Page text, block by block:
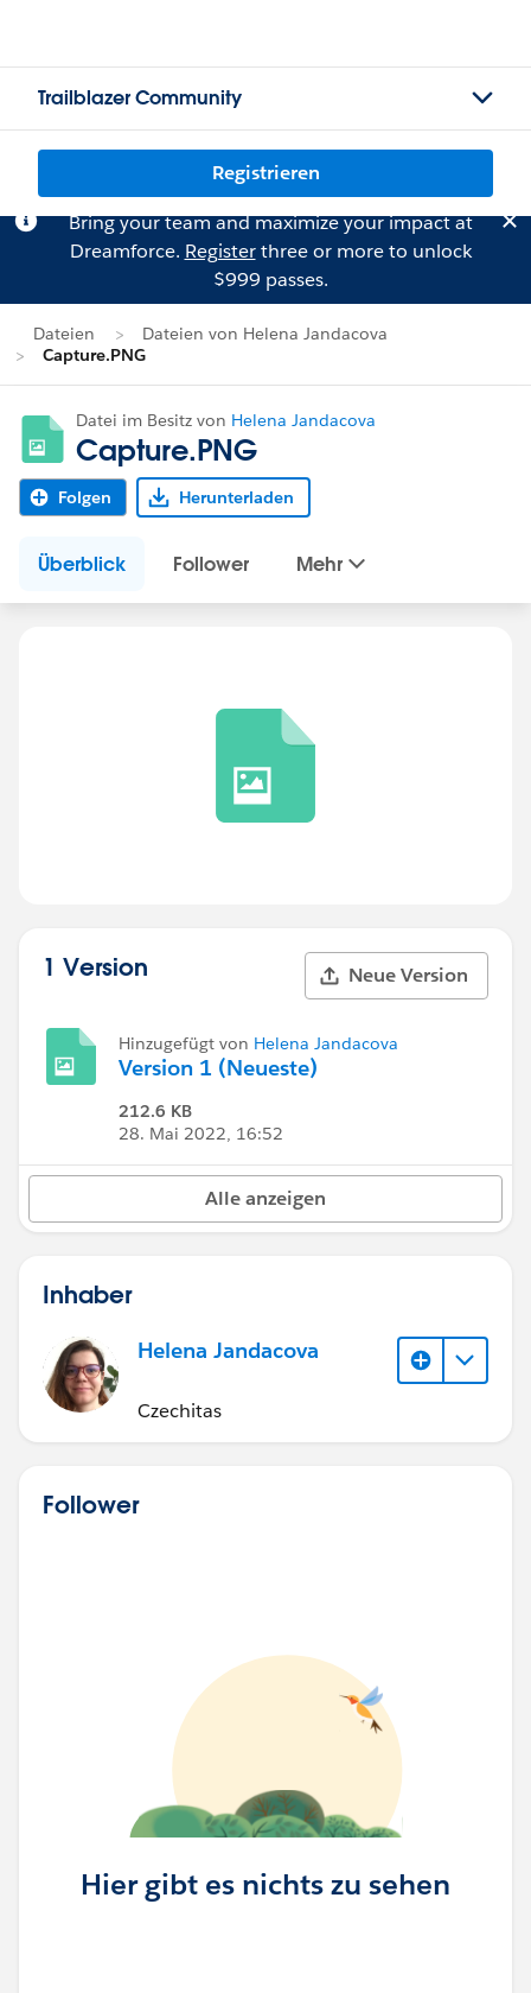
Trailblazer Community
Registrieren
Bring your team and maximize your impact at
Dreamforce. Registerthree or more to unlock
$999 passes.
Dateien
Dateien von Helena Jandacova
Capture.PNG
Datei im Besitz von Helena Jandacova
Capture.PNG
Folgen Herunterladen
Überblick Follower Mehr
1 Version Neue Version
Hinzugefügt von Helena Jandacova
Version 1 (Neueste)
212.6 KB
28. Mai 2022, 16:52
Alle anzeigen
Inhaber
Helena Jandacova
Czechitas
Follower
Hier gibt es nichts zu sehen